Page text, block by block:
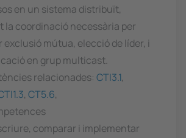
en un sistema distribuït,
la coordinació necessària per
exclusió mútua, elecció de líder, i
en grup multicast.
relacionades: CTI3.1,
, CT5.6,
comparar i implementar